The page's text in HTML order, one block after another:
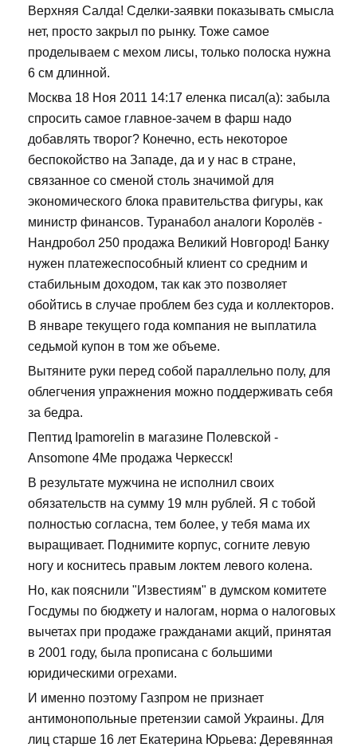
Верхняя Салда! Сделки-заявки показывать смысла
нет, просто закрыл по рынку. Тоже самое
проделываем с мехом лисы, только полоска нужна
6 см длинной.
Москва 18 Ноя 2011 14:17 еленка писал(а): забыла
спросить самое главное-зачем в фарш надо
добавлять творог? Конечно, есть некоторое
беспокойство на Западе, да и у нас в стране,
связанное со сменой столь значимой для
экономического блока правительства фигуры, как
министр финансов. Туранабол аналоги Королёв -
Нандробол 250 продажа Великий Новгород! Банку
нужен платежеспособный клиент со средним и
стабильным доходом, так как это позволяет
обойтись в случае проблем без суда и коллекторов.
В январе текущего года компания не выплатила
седьмой купон в том же объеме.
Вытяните руки перед собой параллельно полу, для
облегчения упражнения можно поддерживать себя
за бедра.
Пептид Ipamorelin в магазине Полевской -
Ansomone 4Me продажа Черкесск!
В результате мужчина не исполнил своих
обязательств на сумму 19 млн рублей. Я с тобой
полностью согласна, тем более, у тебя мама их
выращивает. Поднимите корпус, согните левую
ногу и коснитесь правым локтем левого колена.
Но, как пояснили "Известиям" в думском комитете
Госдумы по бюджету и налогам, норма о налоговых
вычетах при продаже гражданами акций, принятая
в 2001 году, была прописана с большими
юридическими огрехами.
И именно поэтому Газпром не признает
антимонопольные претензии самой Украины. Для
лиц старше 16 лет Екатерина Юрьева: Деревянная